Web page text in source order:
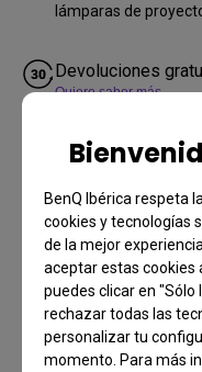
BenQ Ibérica respeta
cookies y tecnologías
de la mejor
aceptar estas cookies
puedes clicar en "Sólo
rechazar todas las
personalizar tu
momento. Para más
lámparas de
Devoluciones
Quiero saber más